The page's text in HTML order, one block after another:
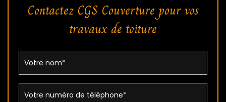
Contactez CGS Couverture pour vos
travaux de toiture